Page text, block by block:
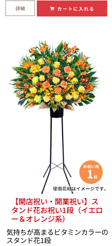
詳細 カートに入れる
【開店祝い・開業祝い】ス
タンド花お祝い1段（イエロ
ー＆オレンジ系）
気持ちが高まるビタミンカラーの
スタンド花1段